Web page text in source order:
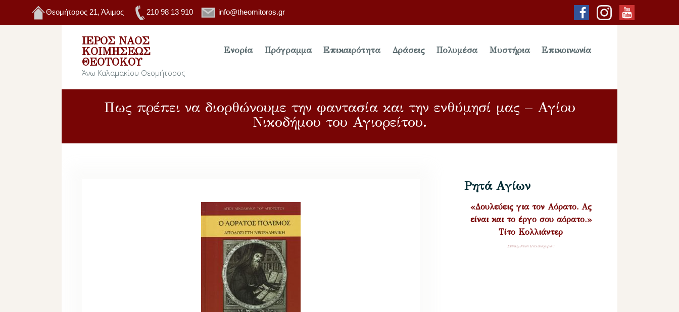
Θεομήτορος 21, Άλιμος 210 98 13 910 info@theomitoros.gr
ΙΕΡΌΣ ΝΑΌΣ
ΚΟΙΜΉΣΕΩΣ
ΘΕΟΤΌΚΟΥ
Άνω Καλαμακίου Θεομήτορος
Ενορία Πρόγραμμα Επικαιρότητα Δράσεις Πολυμέσα Μυστήρια Επικοινωνία
Πως πρέπει να διορθώνουμε την φαντασία και την ενθύμησί μας – Αγίου
Νικοδήμου του Αγιορείτου.
Ρητά Αγίων
«Δουλεύεις για τον Αόρατο. Ας
είναι και το έργο σου αόρατο.»
Τίτο Κολλιάντερ
Σύναξη Νέων Παλαιοχωρίου